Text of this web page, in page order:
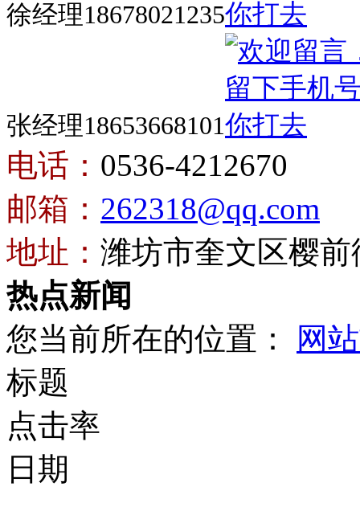
徐经理18678021235
张经理18653668101
电话： 0536-4212670
邮箱： 262318@qq.com
地址： 潍坊市奎文区樱前
热点新闻
您当前所在的位置：
网
标题
点击率
日期